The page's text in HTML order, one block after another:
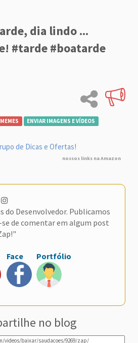
dia lindo ...
#tarde #boatarde
ENVIAR IMAGENS E VÍDEOS
de Dicas e Ofertas!
nossos links na Amazon
do Desenvolvedor. Publicamos
de comentar em algum post
Face Portfólio
no blog